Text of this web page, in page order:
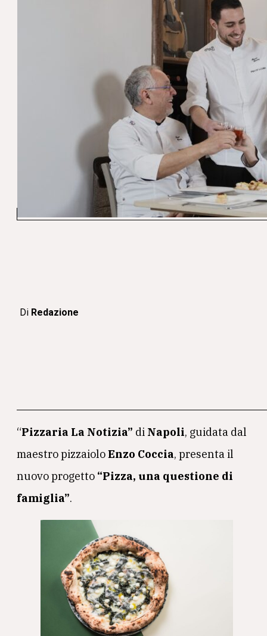
Di Redazione
“Pizzaria La Notizia” di Napoli, guidata dal
maestro pizzaioloEnzo Coccia, presenta il
nuovo progetto “Pizza, una questione di
famiglia”.